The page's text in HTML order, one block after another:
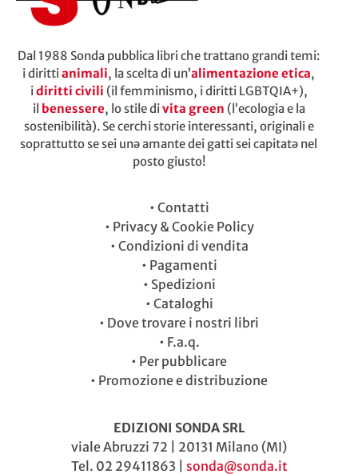
Dal 1988 Sonda pubblica libri che trattano grandi temi:
i dirittianimali, la scelta di un’alimentazione etica,
idiritti civili (il femminismo, i diritti LGBTQIA+),
il benessere, lo stile divita green (l’ecologia e la
sostenibilità). Se cerchi storie interessanti, originali e
soprattutto se sei unə amante dei gatti sei capitatə nel
posto giusto!
• Contatti
• Privacy & Cookie Policy
• Condizioni di vendita
• Pagamenti
• Spedizioni
• Cataloghi
• Dove trovare i nostri libri
• F.a.q.
• Per pubblicare
• Promozione e distribuzione
EDIZIONI SONDA SRL
viale Abruzzi 72 | 20131 Milano (MI)
Tel. 02 29411863 | sonda@sonda.it